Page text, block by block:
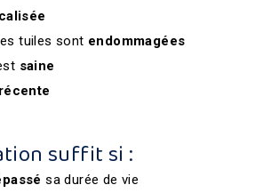
tuiles sont endommagées
saine
récente
suffit si :
sa durée de vie